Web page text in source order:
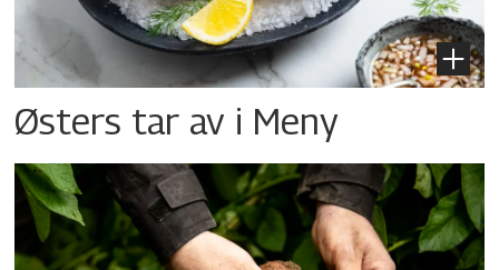
Østers tar av i Meny